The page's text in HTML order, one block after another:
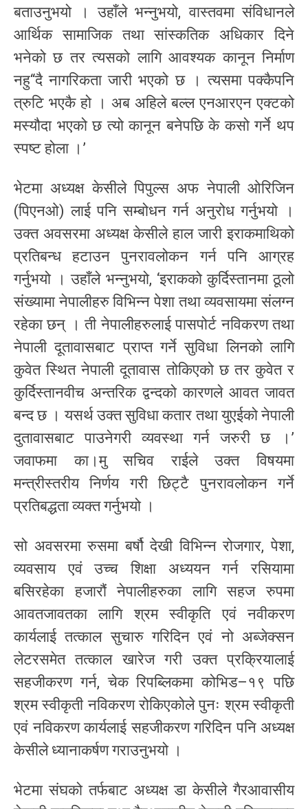
बताउनुभयो । उहाँले भन्नुभयो, वास्तवमा संविधानले
आर्थिक सामाजिक तथा सांस्कतिक अधिकार दिने
भनेको छ तर त्यसको लागि आवश्यक कानून निर्माण
नहु“दै नागरिकता जारी भएको छ । त्यसमा पक्कैपनि
त्रुटि भएकै हो । अब अहिले बल्ल एनआरएन एक्टको
मस्यौदा भएको छ त्यो कानून बनेपछि के कसो गर्ने थप
स्पष्ट होला ।’
भेटमा अध्यक्ष केसीले पिपुल्स अफ नेपाली ओरिजिन
(पिएनओ) लाई पनि सम्बोधन गर्न अनुरोध गर्नुभयो ।
उक्त अवसरमा अध्यक्ष केसीले हाल जारी इराकमाथिको
प्रतिबन्ध हटाउन पुनरावलोकन गर्न पनि आग्रह
गर्नुभयो । उहाँले भन्नुभयो, ‘इराकको कुर्दिस्तानमा ठूलो
संख्यामा नेपालीहरु विभिन्न पेशा तथा व्यवसायमा संलग्न
रहेका छन् । ती नेपालीहरुलाई पासपोर्ट नविकरण तथा
नेपाली दूतावासबाट प्राप्त गर्ने सुविधा लिनको लागि
कुवेत स्थित नेपाली दूतावास तोकिएको छ तर कुवेत र
कुर्दिस्तानवीच अन्तरिक द्वन्दको कारणले आवत जावत
बन्द छ । यसर्थ उक्त सुविधा कतार तथा युएईको नेपाली
दुतावासबाट पाउनेगरी व्यवस्था गर्न जरुरी छ ।’
जवाफमा का।मु सचिव राईले उक्त विषयमा
मन्त्रीस्तरीय निर्णय गरी छिट्टै पुनरावलोकन गर्ने
प्रतिबद्धता व्यक्त गर्नुभयो ।
सो अवसरमा रुसमा बर्षौ देखी विभिन्न रोजगार, पेशा,
व्यवसाय एवं उच्च शिक्षा अध्ययन गर्न रसियामा
बसिरहेका हजारौं नेपालीहरुका लागि सहज रुपमा
आवतजावतका लागि श्रम स्वीकृति एवं नवीकरण
कार्यलाई तत्काल सुचारु गरिदिन एवं नो अब्जेक्सन
लेटरसमेत तत्काल खारेज गरी उक्त प्रक्रियालाई
सहजीकरण गर्न, चेक रिपब्लिकमा कोभिड–१९ पछि
श्रम स्वीकृती नविकरण रोकिएकोले पुनः श्रम स्वीकृती
एवं नविकरण कार्यलाई सहजीकरण गरिदिन पनि अध्यक्ष
केसीले ध्यानाकर्षण गराउनुभयो ।
भेटमा संघको तर्फबाट अध्यक्ष डा केसीले गैरआवासीय